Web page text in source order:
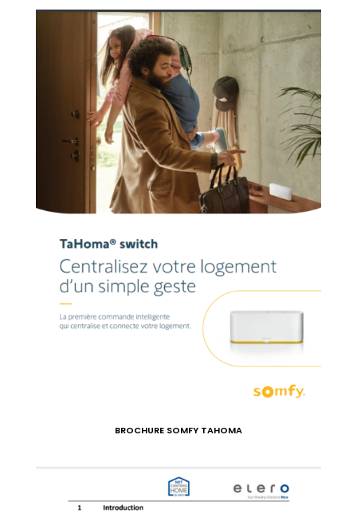
BROCHURE SOMFY TAHOMA